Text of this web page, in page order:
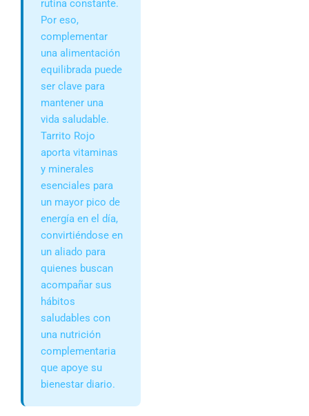
rutina constante.
Por eso,
complementar
una alimentación
equilibrada puede
ser clave para
mantener una
vida saludable.
Tarrito Rojo
aporta vitaminas
y minerales
esenciales para
un mayor pico de
energía en el día,
convirtiéndose en
un aliado para
quienes buscan
acompañar sus
hábitos
saludables con
una nutrición
complementaria
que apoye su
bienestar diario.